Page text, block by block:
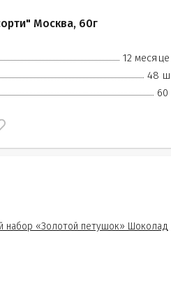
Москва, 60г
12
48
60